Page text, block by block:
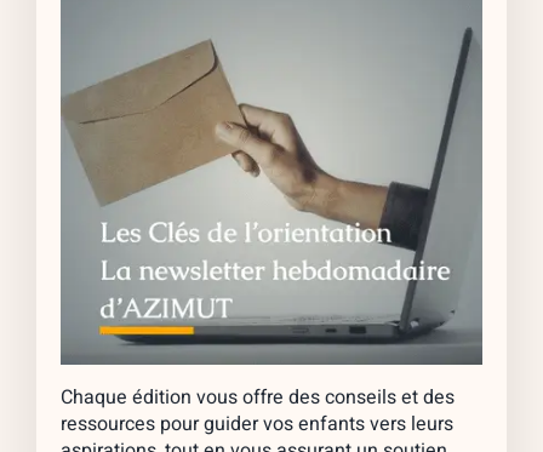
Chaque édition vous offre des conseils et des
ressources pour guider vos enfants vers leurs